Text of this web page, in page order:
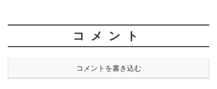
コメント
コメントを書き込む